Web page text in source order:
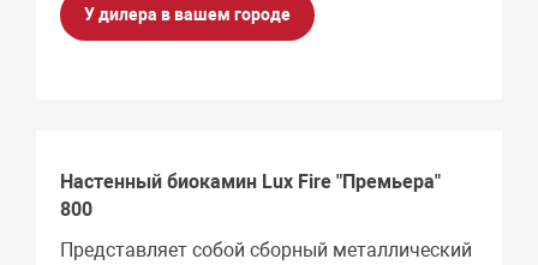
У дилера в вашем городе
Настенный биокамин Lux Fire "Премьера"
800
Представляет собой сборный металлический